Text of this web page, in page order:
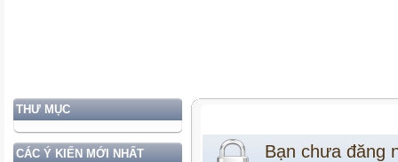
THƯ MỤC
CÁC Ý KIẾN MỚI NHẤT Bạn chưa đăng